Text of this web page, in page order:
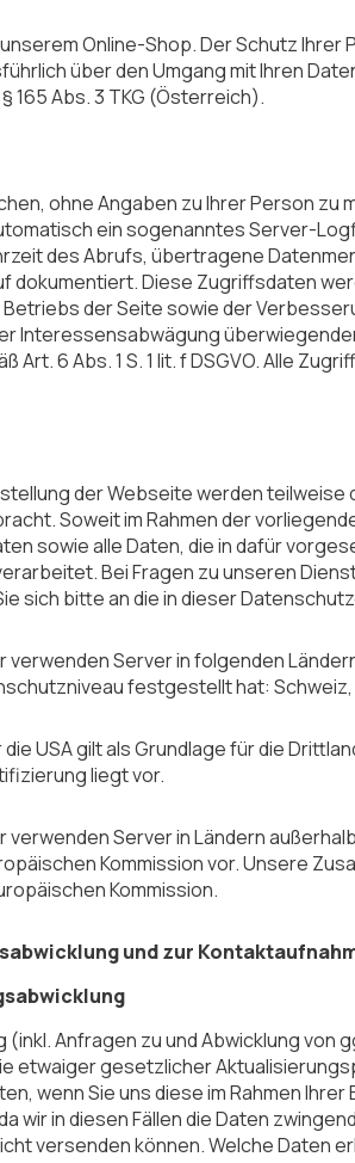
Online-Shop. Der Schutz
über den Umgang mit Ihren
165 Abs. 3 TKG (Österreich).
ohne Angaben zu Ihrer Person zu
ein sogenanntes Server-
des Abrufs, übertragene
dokumentiert. Diese Zugriffsdaten
der Seite sowie der
Interessensabwägung
Art. 6 Abs. 1 S. 1 lit. f DSGVO. Alle
der Webseite werden
Soweit im Rahmen der
sowie alle Daten, die in dafür
Bei Fragen zu unseren
sich bitte an die in dieser
Server in folgenden
festgestellt hat: Schweiz,
USA gilt als Grundlage für die
liegt vor.
Server in Ländern
Kommission vor. Unsere
Kommission.
und zur
Anfragen zu und Abwicklung
gesetzlicher
wenn Sie uns diese im Rahmen
wir in diesen Fällen die Daten
versenden können. Welche Daten